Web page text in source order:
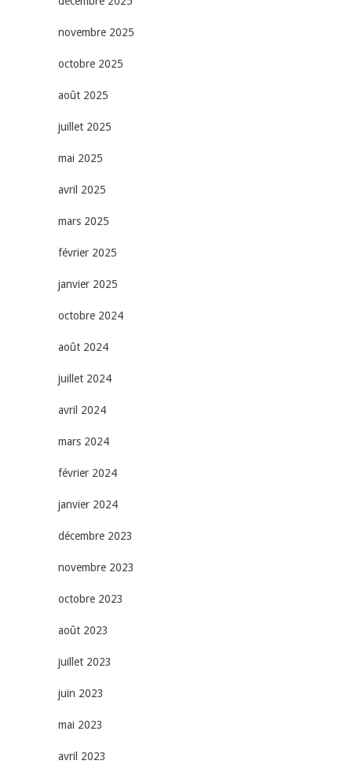
novembre 2025
octobre 2025
août 2025
juillet 2025
mai 2025
avril 2025
mars 2025
février 2025
janvier 2025
octobre 2024
août 2024
juillet 2024
avril 2024
mars 2024
février 2024
janvier 2024
décembre 2023
novembre 2023
octobre 2023
août 2023
juillet 2023
juin 2023
mai 2023
avril 2023